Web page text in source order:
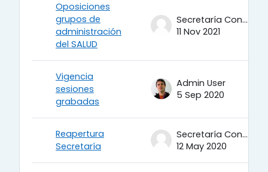
Oposiciones
grupos de
administración
del SALUD
Secretaría Condes
11 Nov 2021
Vigencia
sesiones
grabadas
Admin User
5 Sep 2020
Reapertura
Secretaría
Secretaría Condes
12 May 2020